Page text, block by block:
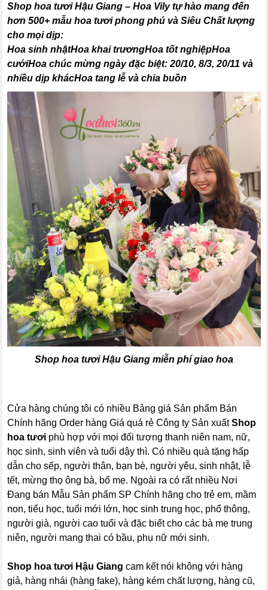
Shop hoa tươi Hậu Giang – Hoa Vily tự hào mang đến
hơn 500+ mẫu hoa tươi phong phú và Siêu Chất lượng
cho mọi dịp:
Hoa sinh nhậtHoa khai trươngHoa tốt nghiệpHoa
cướiHoa chúc mừng ngày đặc biệt: 20/10, 8/3, 20/11 và
nhiều dịp khácHoa tang lễ và chia buồn
Shop hoa tươi Hậu Giang miễn phí giao hoa
Cửa hàng chúng tôi có nhiều Bảng giá Sản phẩm Bán
Chính hãng Order hàng Giá quá rẻ Công ty Sản xuấtShop
hoa tươi phù hợp với mọi đối tượng thanh niên nam, nữ,
học sinh, sinh viên và tuổi dậy thì. Có nhiều quà tặng hấp
dẫn cho sếp, người thân, bạn bè, người yêu, sinh nhật, lễ
tết, mừng thọ ông bà, bố mẹ. Ngoài ra có rất nhiều Nơi
Đang bán Mẫu Sản phẩm SP Chính hãng cho trẻ em, mầm
non, tiểu học, tuổi mới lớn, học sinh trung học, phổ thông,
người già, người cao tuổi và đặc biết cho các bà mẹ trung
niên, người mang thai có bầu, phụ nữ mới sinh.
Shop hoa tươi Hậu Giang cam kết nói không với hàng
giả, hàng nhái (hàng fake), hàng kém chất lượng, hàng cũ,